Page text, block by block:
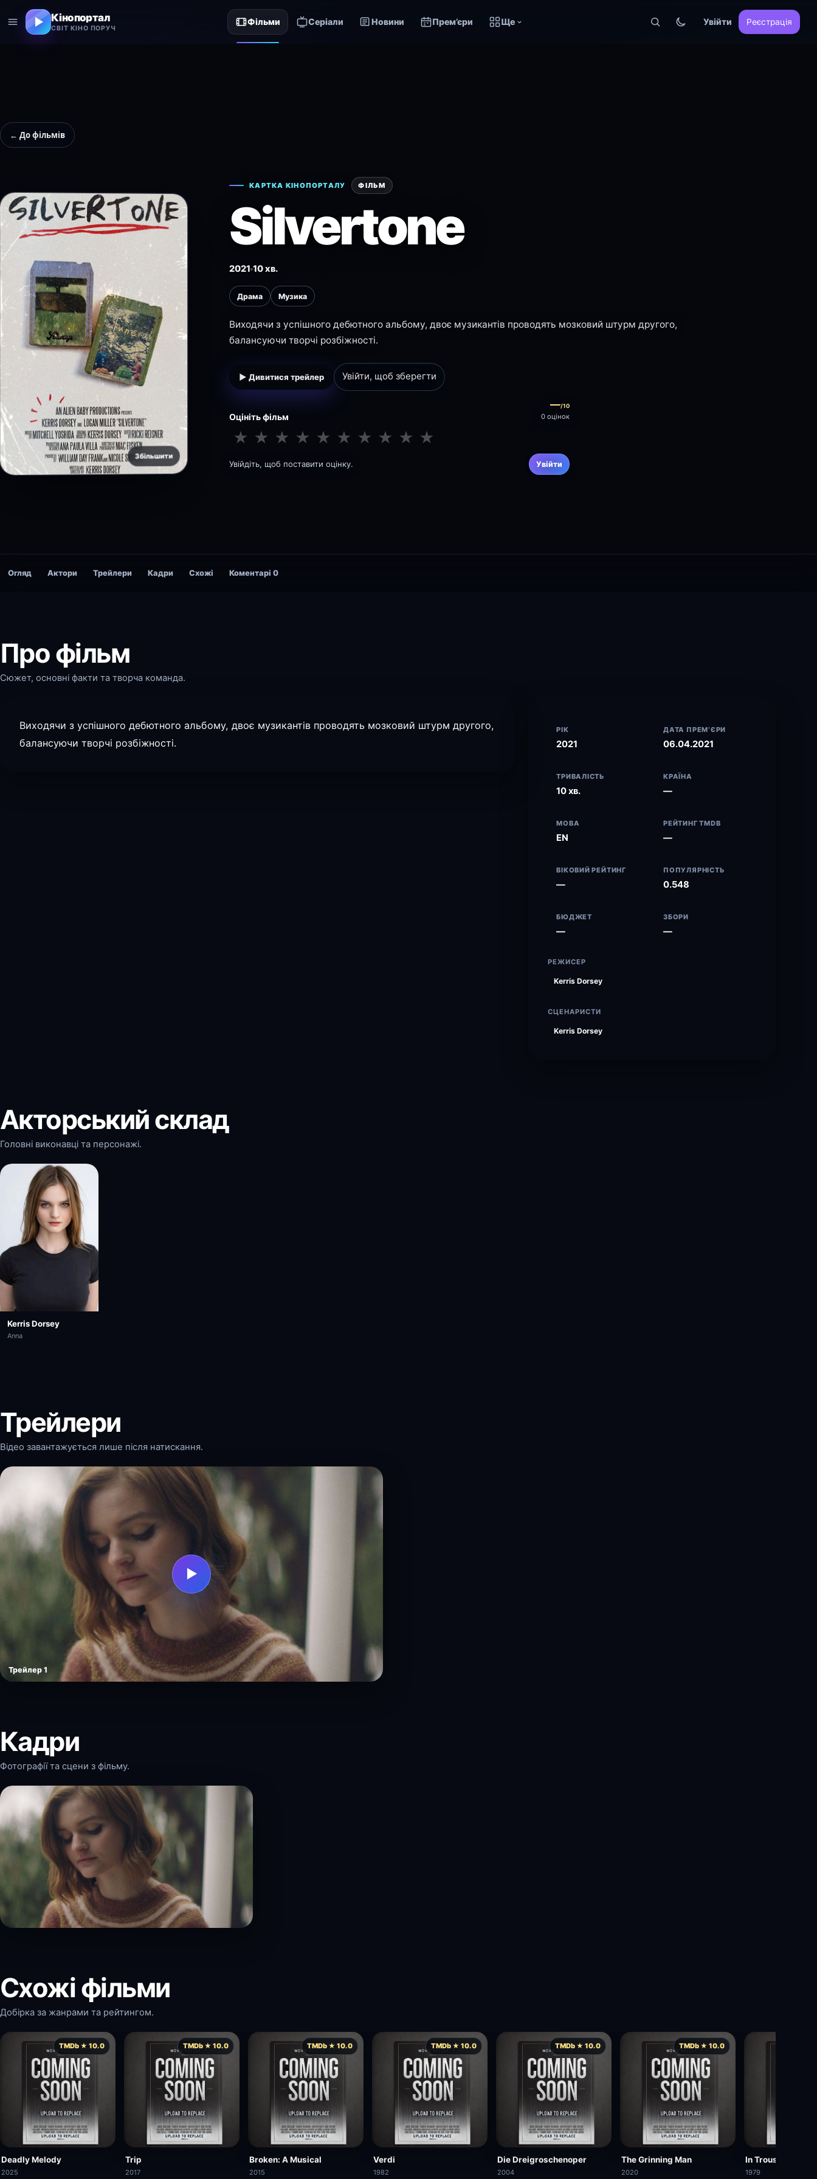
Кінопортал
СВІТ КІНО ПОРУЧ
Фільми Серіали Новини Прем’єри Ще Увійти Реєстрація
← До фільмів
Збільшити
КАРТКА КІНОПОРТАЛУ ФІЛЬМ
Silvertone
2021 10 хв.
Драма Музика
Виходячи з успішного дебютного альбому, двоє музикантів проводять мозковий штурм другого,
балансуючи творчі розбіжності.
▶ Дивитися трейлер Увійти, щоб зберегти
Оцініть фільм
—/10
0 оцінок
★ ★ ★ ★ ★ ★ ★ ★ ★ ★
Увійдіть, щоб поставити оцінку. Увійти
Огляд Актори Трейлери Кадри Схожі Коментарі 0
Про фільм
Сюжет, основні факти та творча команда.
Виходячи з успішного дебютного альбому, двоє музикантів проводять мозковий штурм другого,
балансуючи творчі розбіжності.
РІК
2021
ДАТА ПРЕМ’ЄРИ
06.04.2021
ТРИВАЛІСТЬ
10 хв.
КРАЇНА
—
МОВА
EN
РЕЙТИНГ TMDB
—
ВІКОВИЙ РЕЙТИНГ
—
ПОПУЛЯРНІСТЬ
0.548
БЮДЖЕТ
—
ЗБОРИ
—
РЕЖИСЕР
Kerris Dorsey
СЦЕНАРИСТИ
Kerris Dorsey
Акторський склад
Головні виконавці та персонажі.
Kerris Dorsey
Anna
Трейлери
Відео завантажується лише після натискання.
▶
Трейлер 1
Кадри
Фотографії та сцени з фільму.
Схожі фільми
Добірка за жанрами та рейтингом.
TMDb ★ 10.0
Deadly Melody
2025
TMDb ★ 10.0
Trip
2017
TMDb ★ 10.0
Broken: A Musical
2015
TMDb ★ 10.0
Verdi
1982
TMDb ★ 10.0
Die Dreigroschenoper
2004
TMDb ★ 10.0
The Grinning Man
2020
In Trousers
1979